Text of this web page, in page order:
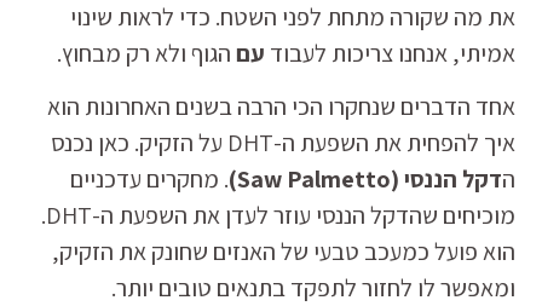
את מה שקורה מתחת לפני השטח. כדי לראות שינוי
אמיתי, אנחנו צריכות לעבוד עםהגוף ולא רק מבחוץ.
אחד הדברים שנחקרו הכי הרבה בשנים האחרונות הוא
איך להפחית את השפעת ה-DHT על הזקיק. כאן נכנס
הדקל הננסי (Saw Palmetto)
. מחקרים עדכניים
מוכיחים שהדקל הננסי עוזר לעדן את השפעת ה-DHT.
הוא פועל כמעכב טבעי של האנזים שחונק את הזקיק,
ומאפשר לו לחזור לתפקד בתנאים טובים יותר.